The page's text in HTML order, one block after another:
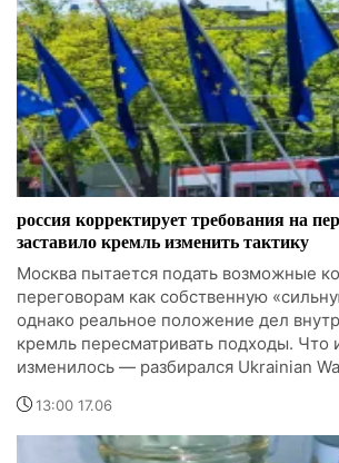
россия корректирует требования на
заставило кремль изменить тактику
Москва пытается подать возможные
переговорам как собственную
однако реальное положение дел
кремль пересматривать подходы. Что
изменилось — разбирался Ukrainian
13:00 17.06